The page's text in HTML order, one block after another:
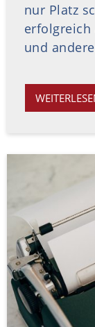
nur Platz
erfolgreich
und